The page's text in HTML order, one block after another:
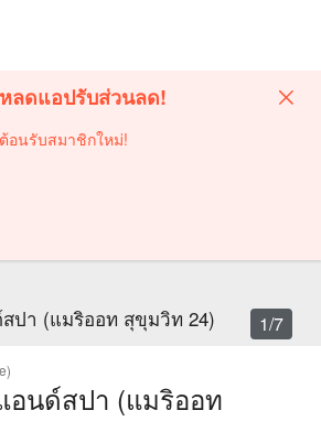
ลดแอปรับส่วนลด!
อนรับสมาชิกใหม่!
ปา (แมริออท สุขุมวิท 24)
อนด์สปา (แมริออท
1/7